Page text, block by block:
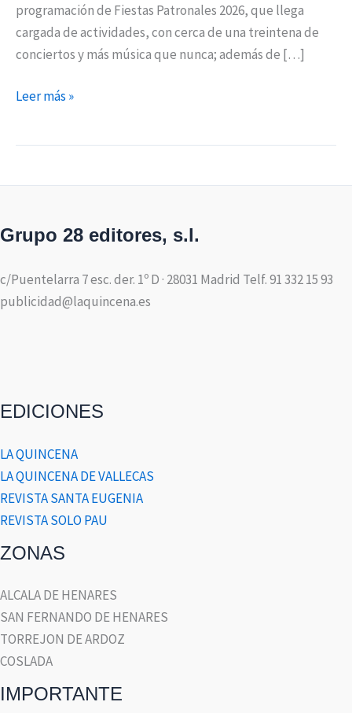
programación de Fiestas Patronales 2026, que llega
cargada de actividades, con cerca de una treintena de
conciertos y más música que nunca; además de […]
Leer más »
Grupo 28 editores, s.l.
c/Puentelarra 7 esc. der. 1º D · 28031 Madrid Telf. 91 332 15 93
publicidad@laquincena.es
EDICIONES
LA QUINCENA
LA QUINCENA DE VALLECAS
REVISTA SANTA EUGENIA
REVISTA SOLO PAU
ZONAS
ALCALA DE HENARES
SAN FERNANDO DE HENARES
TORREJON DE ARDOZ
COSLADA
IMPORTANTE